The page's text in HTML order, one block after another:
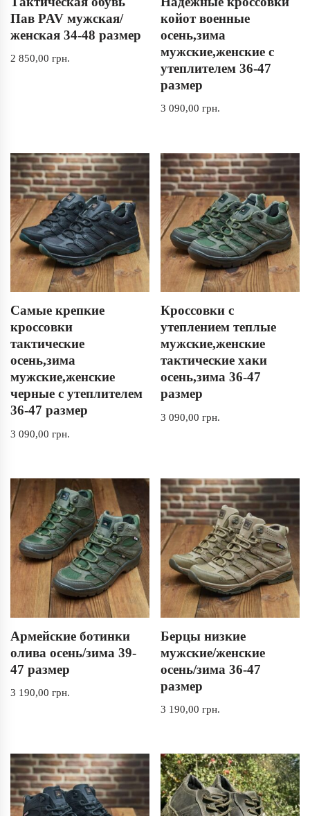
Пав PAV мужская/
женская 34-48 размер
2 850,00 грн.
койот военные
осень,зима
мужские,женские с
утеплителем 36-47
размер
3 090,00грн.
Самые крепкие
кроссовки
тактические
осень,зима
мужские,женские
черные с утеплителем
36-47 размер
3 090,00 грн.
Кроссовки с
утеплением теплые
мужские,женские
тактические хаки
осень,зима 36-47
размер
3 090,00грн.
Армейские ботинки
олива осень/зима 39-
47 размер
3 190,00 грн.
Берцы низкие
мужские/женские
осень/зима 36-47
размер
3 190,00грн.